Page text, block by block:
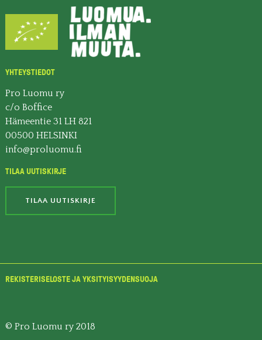
YHTEYSTIEDOT
Pro Luomu ry
c/o Boffice
Hämeentie 31 LH 821
00500 HELSINKI
info@proluomu.fi
TILAA UUTISKIRJE
TILAA UUTISKIRJE
REKISTERISELOSTE JA YKSITYISYYDENSUOJA
© Pro Luomu ry 2018